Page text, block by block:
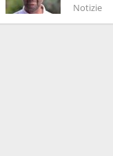
Notizie